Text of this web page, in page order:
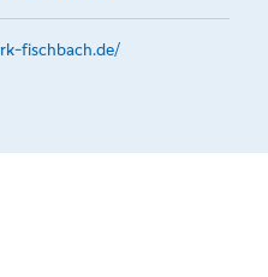
fischbach.­de/